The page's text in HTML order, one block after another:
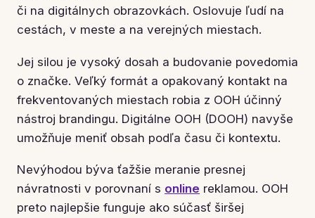
či na digitálnych obrazovkách. Oslovuje ľudí na
cestách, v meste a na verejných miestach.
Jej silou je vysoký dosah a budovanie povedomia
o značke. Veľký formát a opakovaný kontakt na
frekventovaných miestach robia z OOH účinný
nástroj brandingu. Digitálne OOH (DOOH) navyše
umožňuje meniť obsah podľa času či kontextu.
Nevýhodou býva ťažšie meranie presnej
návratnosti v porovnaní s online reklamou. OOH
preto najlepšie funguje ako súčasť širšej